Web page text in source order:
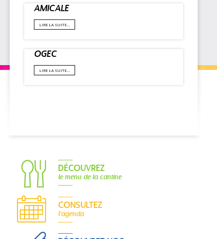
AMICALE
LIRE LA SUITE…
OGEC
LIRE LA SUITE…
DÉCOUVREZ
le menu de la cantine
CONSULTEZ
l'agenda